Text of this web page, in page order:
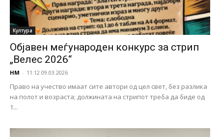
Култура
Објавен меѓународен конкурс за стрип
„Велес 2026“
НМ - 11:12 09.03.2026
Право на учество имаат сите автори од цел свет, без разлика
на полот и возраста; должината на стрипот треба да биде од
1...